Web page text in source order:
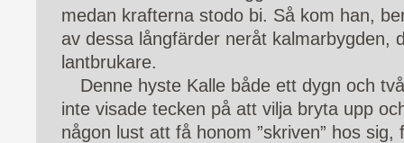
medan krafterna stodo bi. Så kom han,
av dessa långfärder neråt kalmarbygden,
lantbrukare.
Denne hyste Kalle både ett dygn och
inte visade tecken på att vilja bryta upp
någon lust att få honom ”skriven” hos